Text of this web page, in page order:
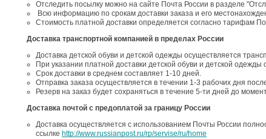
Отследить посылку можно на сайте Почта России в разделе
Всю информацию по срокам доставки заказа и его
Стоимость платной доставки определяется согласно тарифам
Доставка транспортной компанией в пределах России
Доставка детской обуви и детской одежды осуществляется
При указании платной доставки детской обуви и детской
Срок доставки в среднем составляет 1-10 дней.
Отправка заказа осуществляется в течении 1-3 рабочих дня
Резерв на заказ будет сохраняться в течение 5-ти дней до
Доставка почтой с предоплатой за границу России
Доставка осуществляется с использованием Почты России
ссылке http://www.russianpost.ru/rp/servise/ru/home